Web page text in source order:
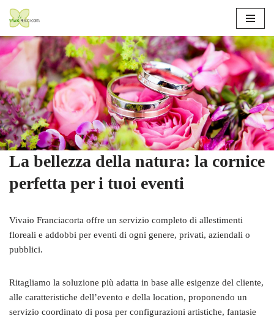
al
contenuto
La bellezza della natura: la cornice
perfetta per i tuoi eventi
Vivaio Franciacorta offre un servizio completo di allestimenti
floreali e addobbi per eventi di ogni genere, privati, aziendali o
pubblici.
Ritagliamo la soluzione più adatta in base alle esigenze del cliente,
alle caratteristiche dell’evento e della location, proponendo un
servizio coordinato di posa per configurazioni artistiche, fantasie